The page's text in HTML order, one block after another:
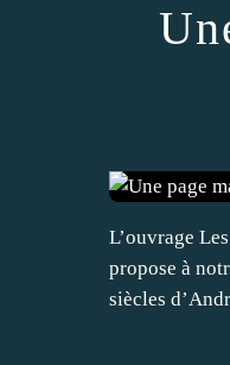
L’ouvrage
propose à
siècles